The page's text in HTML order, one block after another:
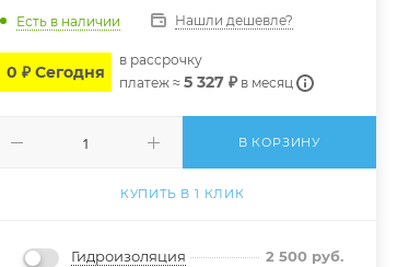
Есть в наличии Нашли дешевле?
0 ₽ Сегодня
в расcрочку
платеж ≈ 5 327 ₽в месяц
В КОРЗИНУ
КУПИТЬ В 1 КЛИК
Гидроизоляция
2 500руб.